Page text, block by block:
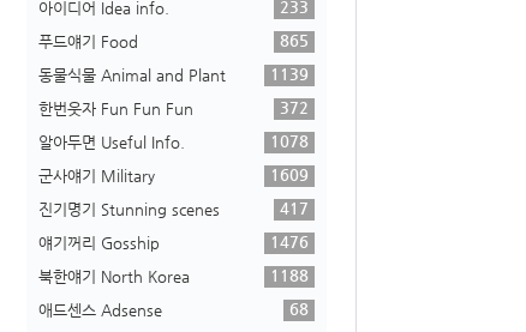
아이디어 Idea info.
233
푸드얘기 Food
865
동물식물 Animal and Plant
1139
한번웃자 Fun Fun Fun
372
알아두면 Useful Info.
1078
군사얘기 Military
1609
진기명기 Stunning scenes
417
얘기꺼리 Gosship
1476
북한얘기 North Korea
1188
애드센스 Adsense
68